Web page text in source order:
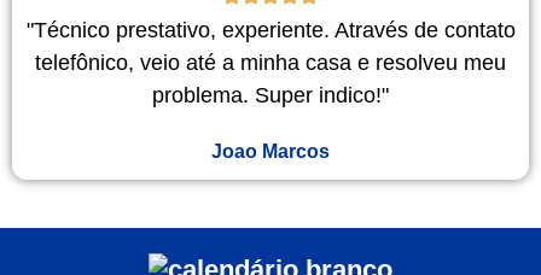
"Técnico prestativo, experiente. Através de contato
telefônico, veio até a minha casa e resolveu meu
problema. Super indico!"
Joao Marcos